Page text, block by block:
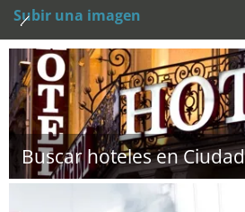
Subir una imagen
Buscar hoteles en